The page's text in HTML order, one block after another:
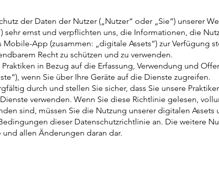
der Daten der Nutzer („Nutzer“ oder „Sie“) unserer
ernst und verpflichten uns, die Informationen, die
App (zusammen: „digitale Assets“) zur Verfügung
Recht zu schützen und zu verwenden.
in Bezug auf die Erfassung, Verwendung und
wenn Sie über Ihre Geräte auf die Dienste zugreifen.
durch und stellen Sie sicher, dass Sie unsere
verwenden. Wenn Sie diese Richtlinie gelesen,
sind, müssen Sie die Nutzung unserer digitalen
dieser Datenschutzrichtlinie an. Die weitere
allen Änderungen daran dar.